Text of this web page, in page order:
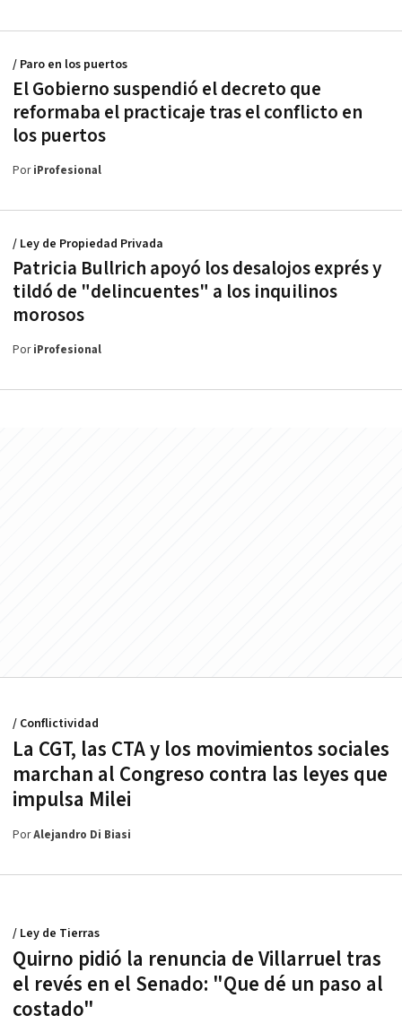
El Gobierno suspendió el decreto que
reformaba el practicaje tras el conflicto en
los puertos
/ Paro en los puertos
PoriProfesional
Patricia Bullrich apoyó los desalojos exprés y
tildó de "delincuentes" a los inquilinos
morosos
/ Ley de Propiedad Privada
PoriProfesional
La CGT, las CTA y los movimientos sociales
marchan al Congreso contra las leyes que
impulsa Milei
/ Conflictividad
PorAlejandro Di Biasi
Quirno pidió la renuncia de Villarruel tras
el revés en el Senado: "Que dé un paso al
costado"
/ Ley de Tierras